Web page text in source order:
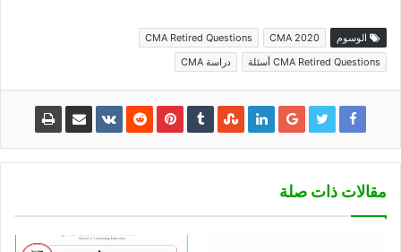
الوسوم CMA 2020
CMA Retired Questions
CMA Retired Questions أسئلة
دراسة CMA
مقالات ذات صلة